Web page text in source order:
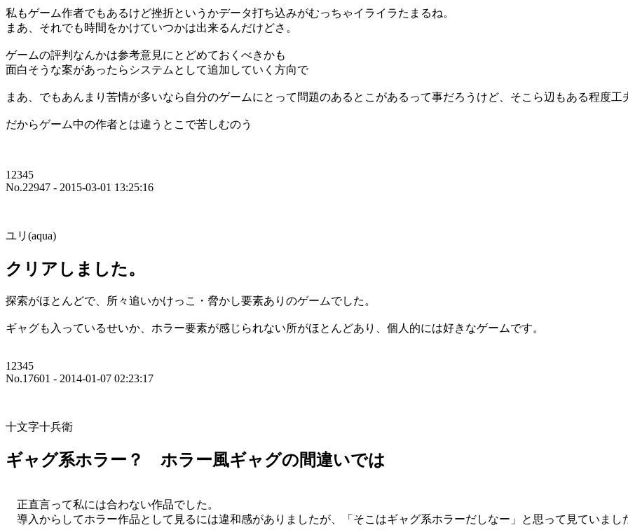
私もゲーム作者でもあるけど挫折というかデータ打ち込みがむっちゃイライラたまるね。
まあ、それでも時間をかけていつかは出来るんだけどさ。
ゲームの評判なんかは参考意見にとどめておくべきかも
面白そうな案があったらシステムとして追加していく方向で
まあ、でもあんまり苦情が多いなら自分のゲームにとって問題のあるとこがあるって事だろうけど、そこら辺もある程度工
だからゲーム中の作者とは違うとこで苦しむのう
12345
No.22947 - 2015-03-01 13:25:16
ユリ(aqua)
クリアしました。
探索がほとんどで、所々追いかけっこ・脅かし要素ありのゲームでした。
ギャグも入っているせいか、ホラー要素が感じられない所がほとんどあり、個人的には好きなゲームです。
12345
No.17601 - 2014-01-07 02:23:17
十文字十兵衛
ギャグ系ホラー？ ホラー風ギャグの間違いでは
正直言って私には合わない作品でした。
導入からしてホラー作品として見るには違和感がありましたが、「そこはギャグ系ホラーだしなー」と思って見ていまし